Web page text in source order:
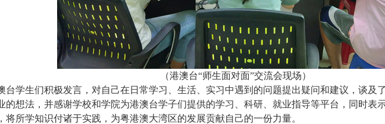
（港澳台“师生面对面”交流会现场）
台学生们积极发言，对自己在日常学习、生活、实习中遇到的问题提出疑问和建议，谈及
的想法，并感谢学校和学院为港澳台学子们提供的学习、科研、就业指导等平台，同时表
将所学知识付诸于实践，为粤港澳大湾区的发展贡献自己的一份力量。